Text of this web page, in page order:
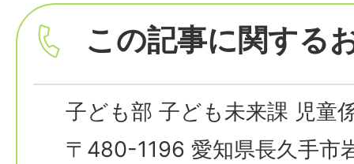
この記事に関する
子ども部 子ども未来課 児童
〒480-1196 愛知県長久手市